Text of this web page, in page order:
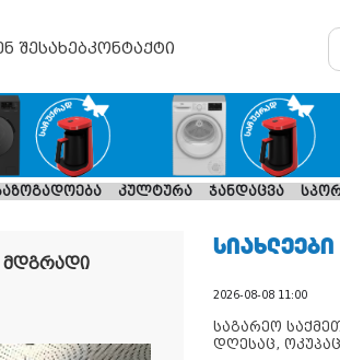
შესახებკონტაქტი
კულტურა ჯანდაცვა
მდგრადი
ᲡᲘᲐᲮᲚᲔᲔᲑᲘ
2026-08-08 11:00
საგარეო
დღესაც,